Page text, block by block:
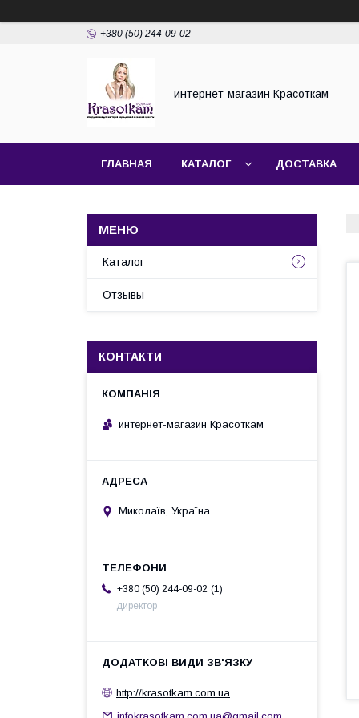
+380 (50) 244-09-02
интернет-магазин Красоткам
ГЛАВНАЯ КАТАЛОГ ДОСТАВКА
Каталог
Отзывы
КОНТАКТИ
интернет-магазин Красоткам
Миколаїв, Україна
+380 (50) 244-09-02
1
директор
http://krasotkam.com.ua
infokrasotkam.com.ua@gmail.com